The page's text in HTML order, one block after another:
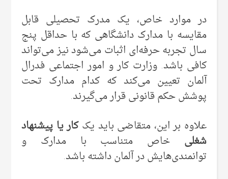
در موارد خاص، یک مدرک تحصیلی قابل
مقایسه با مدارک دانشگاهی که با حداقل پنج
سال تجربه حرفه‌ای اثبات می‌شود نیز می‌تواند
کافی باشد. وزارت کار و امور اجتماعی فدرال
آلمان تعیین می‌کند که کدام مدارک تحت
پوشش حکم قانونی قرار می‌گیرند.
علاوه بر این، متقاضی باید یککار یا پیشنهاد
شغلی خاص متناسب با مدارک و
توانمندی‌هایش در آلمان داشته باشد.